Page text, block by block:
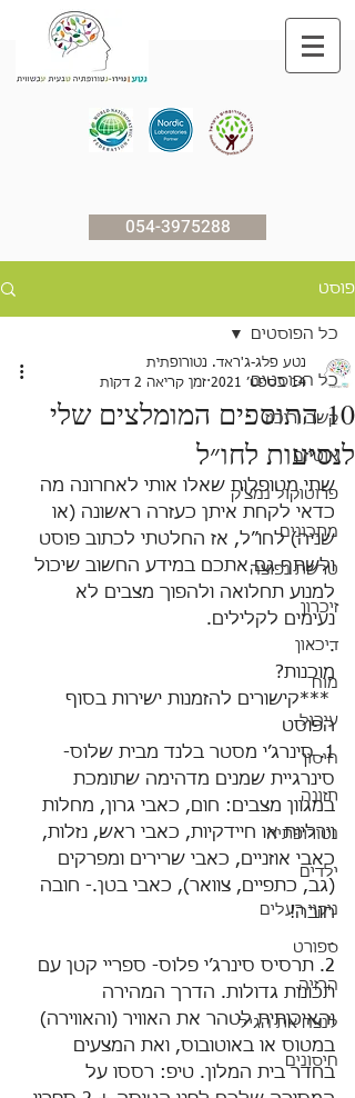
054-3975288
פוסט
כל הפוסטים
קשב וריכוז
אוטיזם
פרוטוקול נמצ'ק
מתכונים
טרשת נפוצה
זיכרון
דיכאון
מוח
עיכול
חיסון
תזונה
נטורופתיה
ילדים
ניקוי רעלים
ספורט
הרזיה
לנצח את הגיל
חיסונים
כל הפוסטים
10 התוספים המומלצים שלי
לנסיעות לחו״ל
נטע פלג-ג'ראד. נטורופתית
14 בספט׳ 2021
זמן קריאה 2 דקות
שתי מטופלות שאלו אותי לאחרונה מה
כדאי לקחת איתן כעזרה ראשונה (או
שניה) לחו״ל, אז החלטתי לכתוב פוסט
ולשתף גם אתכם במידע החשוב שיכול
למנוע תחלואה ולהפוך מצבים לא
נעימים לקלילים.
.
מוכנות?
***קישורים להזמנות ישירות בסוף
הפוסט
1. סינרג׳י מסטר בלנד מבית שלוס-
סינרגיית שמנים מדהימה שתומכת
במגוון מצבים: חום, כאבי גרון, מחלות
וירליות או חיידקיות, כאבי ראש, נזלות,
כאבי אוזניים, כאבי שרירים ומפרקים
(גב, כתפיים, צוואר), כאבי בטן.- חובה
חובה!
.
2. תרסיס סינרג׳י פלוס- ספריי קטן עם
תכונות גדולות. הדרך המהירה
והאיכותית לטהר את האוויר (והאווירה)
במטוס או באוטובוס, ואת המצעים
בחדר בית המלון. טיפ: רססו על